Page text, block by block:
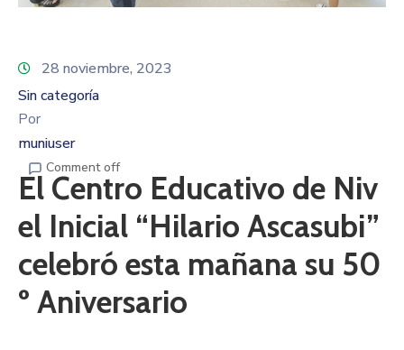
28 noviembre, 2023
Sin categoría
Por
muniuser
Comment off
El Centro Educativo de Niv
el Inicial “Hilario Ascasubi”
celebró esta mañana su 50
º Aniversario